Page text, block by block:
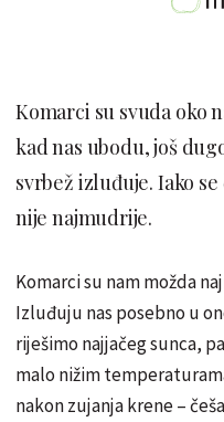
Komarci su svuda oko
kad nas ubodu, još
svrbež izluđuje. Iako
nije najmudrije.
Komarci su nam možda
Izluđuju nas posebno u
riješimo najjačeg sunca,
malo nižim
nakon zujanja krene –